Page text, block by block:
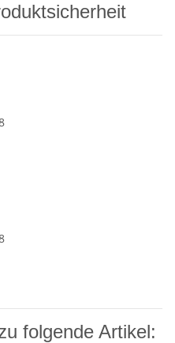
folgende Artikel: